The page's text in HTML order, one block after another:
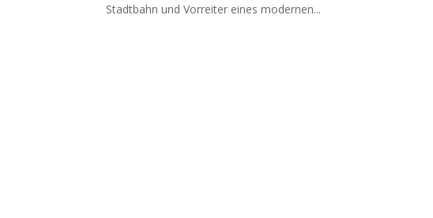
Stadtbahn und Vorreiter eines modernen...